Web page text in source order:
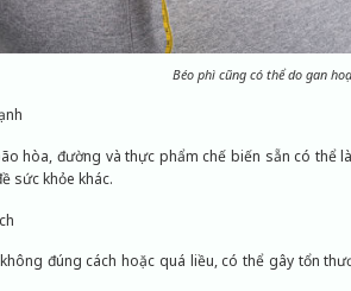
Béo phì cũng có thể do gan
hòa, đường và thực phẩm chế biến sẵn có thể
sức khỏe khác.
đúng cách hoặc quá liều, có thể gây tổn